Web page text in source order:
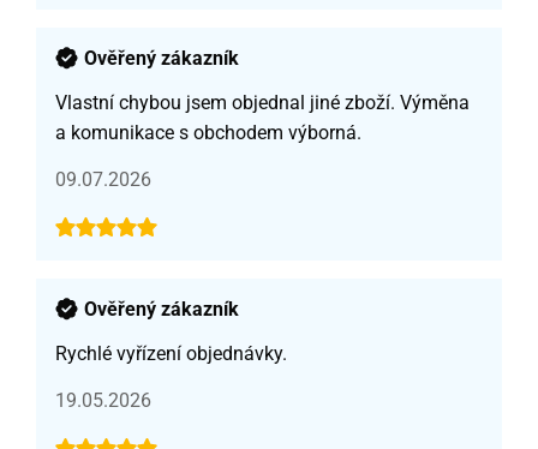
Ověřený zákazník
Vlastní chybou jsem objednal jiné zboží. Výměna
a komunikace s obchodem výborná.
09.07.2026
Ověřený zákazník
Rychlé vyřízení objednávky.
19.05.2026